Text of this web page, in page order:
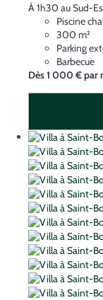
À 1h30 au Sud-
Piscine
300 m²
Parking
Barbecue
Dès1 000 €par